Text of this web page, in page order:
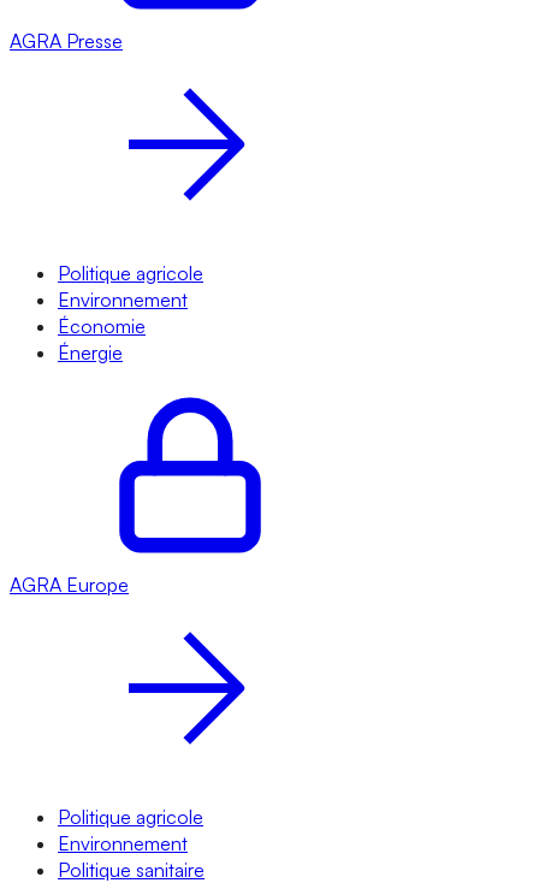
AGRA Presse
Politique agricole
Environnement
Économie
Énergie
AGRA Europe
Politique agricole
Environnement
Politique sanitaire